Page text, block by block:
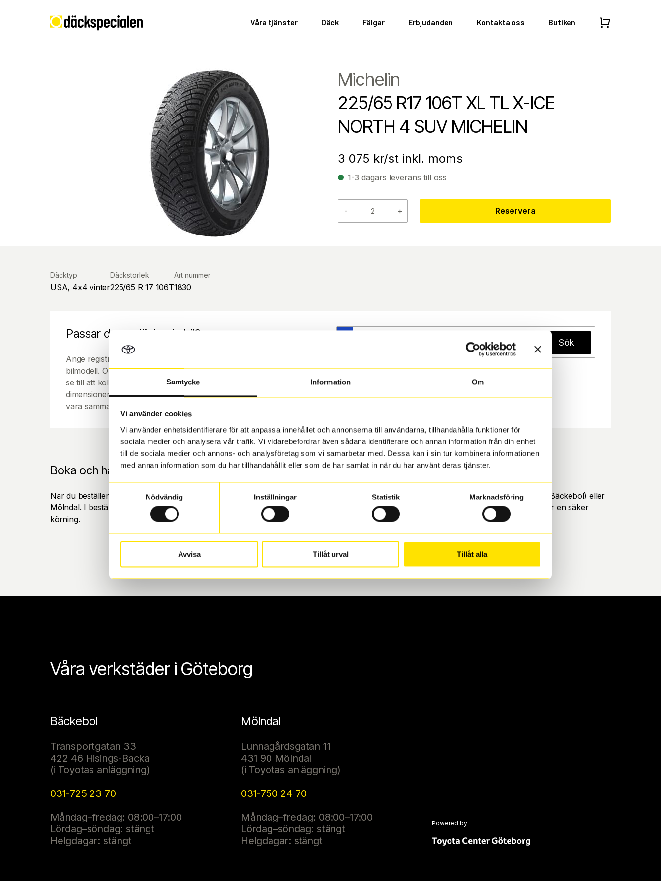
Samtycke Information Om
Vi använder cookies
Vi använder enhetsidentifierare för att anpassa innehållet och annonserna till användarna, tillhandahålla funktioner för
sociala medier och analysera vår trafik. Vi vidarebefordrar även sådana identifierare och annan information från din enhet
till de sociala medier och annons- och analysföretag som vi samarbetar med. Dessa kan i sin tur kombinera informationen
med annan information som du har tillhandahållit eller som de har samlat in när du har använt deras tjänster.
Nödvändig
Inställningar Statistik Marknadsföring
Avvisa Tillåt urval Tillåt alla
Våra tjänster Däck Fälgar Erbjudanden Kontakta oss Butiken
Michelin
225/65 R17 106T XL TL X-ICE
NORTH 4 SUV MICHELIN
3 075 kr/st inkl. moms
1-3 dagars leverans till oss
- + Reservera
Däcktyp
USA, 4x4 vinter
Däckstorlek
225/65 R 17 106T
Art nummer
1830
Passar detta däck min bil?
Ange registreringsnummer för att se om det däck du valt passar din
bilmodell. Om du köper däck som skall sättas på dina befintliga fälgar,
se till att kolla en extra gång så att däck och fälg har samma
dimensioner. Ibland kan fälgen ha bytts ut under årens lopp och inte
vara samma dimension som bilen hade ut från fabrik.
Sök
Boka och hämta hos Däckspecialen
När du beställer dina nya däck eller fälgar hos oss levereras de direkt till någon av våra däckverkstäder i Göteborg. Välj mellan Hisingen (Bäckebol) eller
Mölndal. I beställningen anger du datum och tid för upphämtning eller service. När vi byter dina däck ser vi till att de uppfyller alla krav för en säker
körning.
Våra verkstäder i Göteborg
Bäckebol
Transportgatan 33
422 46 Hisings-Backa
(i Toyotas anläggning)
031-725 23 70
Måndag–fredag: 08:00–17:00
Lördag–söndag: stängt
Helgdagar: stängt
Mölndal
Lunnagårdsgatan 11
431 90 Mölndal
(i Toyotas anläggning)
031-750 24 70
Måndag–fredag: 08:00–17:00
Lördag–söndag: stängt
Helgdagar: stängt
Powered by